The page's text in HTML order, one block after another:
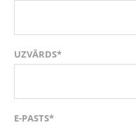
UZVĀRDS*
E-PASTS*